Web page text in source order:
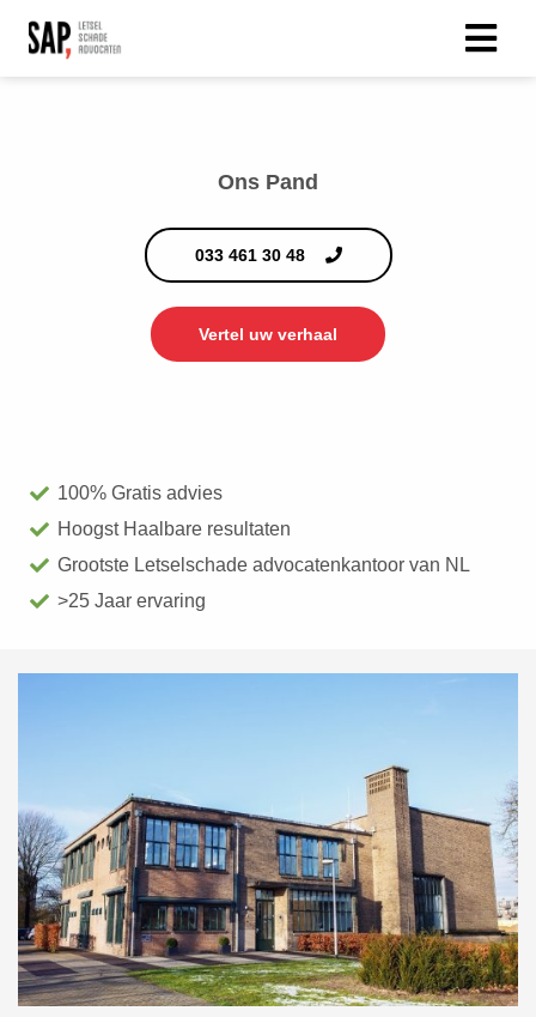
Ons Pand
033 461 30 48
Vertel uw verhaal
100% Gratis advies
Hoogst Haalbare resultaten
Grootste Letselschade advocatenkantoor van NL
>25 Jaar ervaring